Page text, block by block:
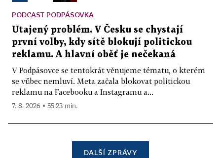
PODCAST PODPÁSOVKA
Utajený problém. V Česku se chystají
první volby, kdy sítě blokují politickou
reklamu. A hlavní oběť je nečekaná
V Podpásovce se tentokrát věnujeme tématu, o kterém
se vůbec nemluví. Meta začala blokovat politickou
reklamu na Facebooku a Instagramu a...
7. 8. 2026 ▪ 55:23 min.
DALŠÍ ZPRÁVY